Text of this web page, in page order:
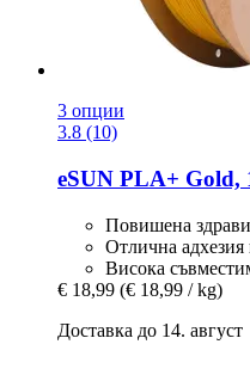
3 опции
3.8 (10)
eSUN PLA+ Gold,
Повишена
Отлична адхезия
Висока
€ 18,99 (€ 18,99 / kg)
Доставка до 14. август